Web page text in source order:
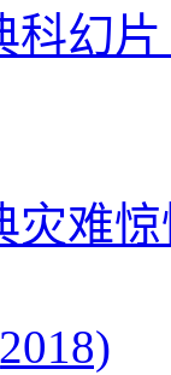
科幻
灾难